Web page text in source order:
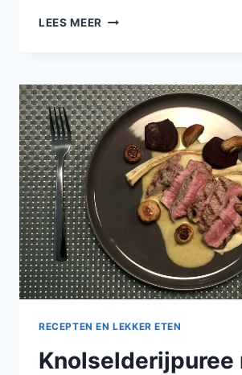
LEES MEER GEGRILDE
GEPOFTE
AARDAPPEL,
KIP,
BLACKWELLSAUS
GEROOSTERDE
AMANDELEN
RECEPTEN EN LEKKER ETEN
Knolselderijpuree